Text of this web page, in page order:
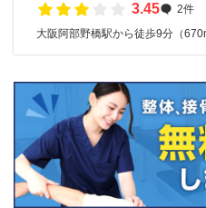
3.45
2件
大阪阿部野橋駅から徒歩9分（